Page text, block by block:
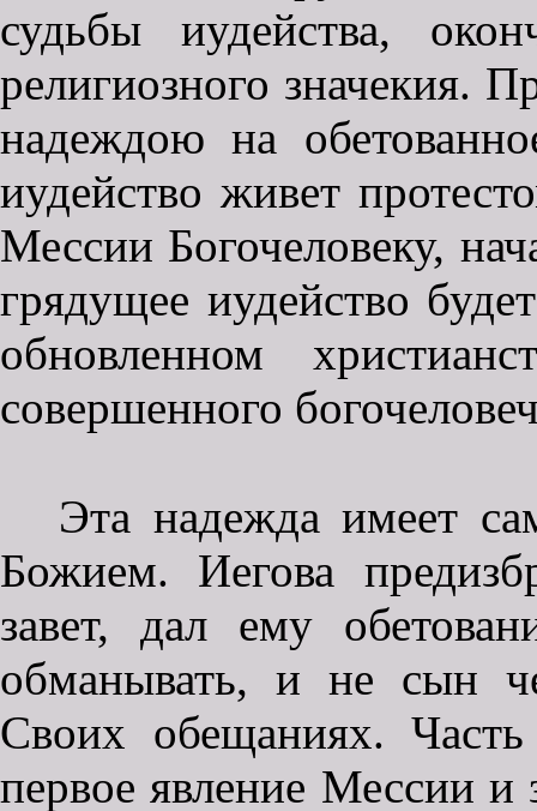
судьбы иудейства,
религиозного значекия.
надеждою на
иудейство живет
Мессии Богочеловеку,
грядущее иудейство
обновленном
совершенного
Эта надежда имеет
Божием. Иегова
завет, дал ему
обманывать, и не сын
Своих обещаниях. Часть
первое явление Мессии и